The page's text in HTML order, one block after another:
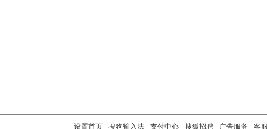
设置首页 - 搜狗输入法 - 支付中心 - 搜狐招聘 - 广告服务 - 客